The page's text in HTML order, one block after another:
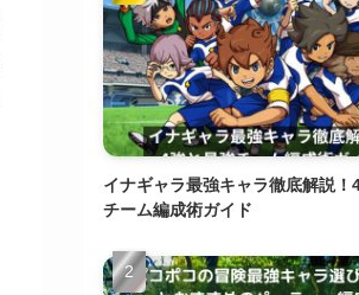
イナギャラ最強キャラ徹底解説！
チーム編成術ガイド